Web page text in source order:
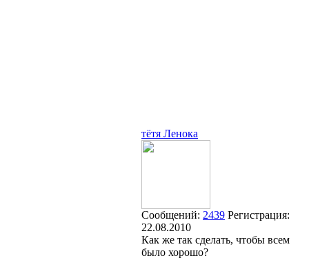
тётя Ленока
Сообщений: 2439 Регистрация:
22.08.2010
Как же так сделать, чтобы всем
было хорошо?